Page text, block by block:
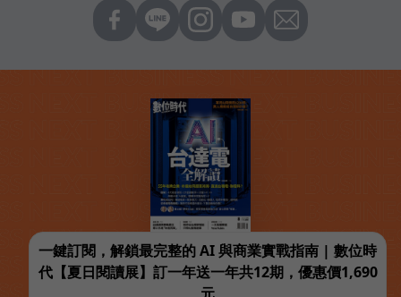
一鍵訂閱，解鎖最完整的 AI 與商業實戰指南 | 數位時
代【夏日閱讀展】訂一年送一年共12期，優惠價1,690